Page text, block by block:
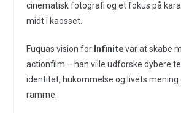
cinematisk fotografi og et fokus på
midt i kaosset.
Fuquas vision for Infinitevar at skabe
actionfilm – han ville udforske dybere
identitet, hukommelse og livets mening
ramme.